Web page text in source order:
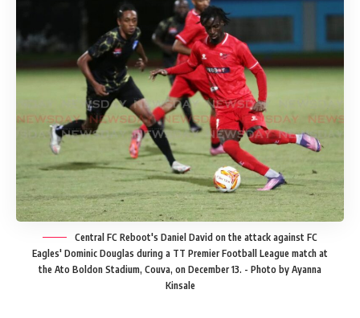
Central FC Reboot's Daniel David on the attack against FC
Eagles' Dominic Douglas during a TT Premier Football League match at
the Ato Boldon Stadium, Couva, on December 13. - Photo by Ayanna
Kinsale